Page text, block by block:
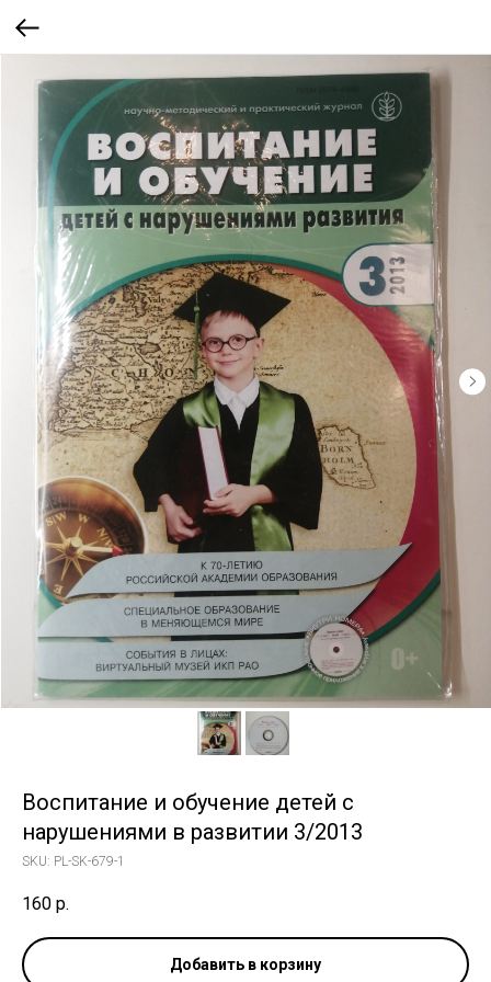
Воспитание и обучение детей с
нарушениями в развитии 3/2013
SKU: PL-SK-679-1
160 р.
Добавить в корзину